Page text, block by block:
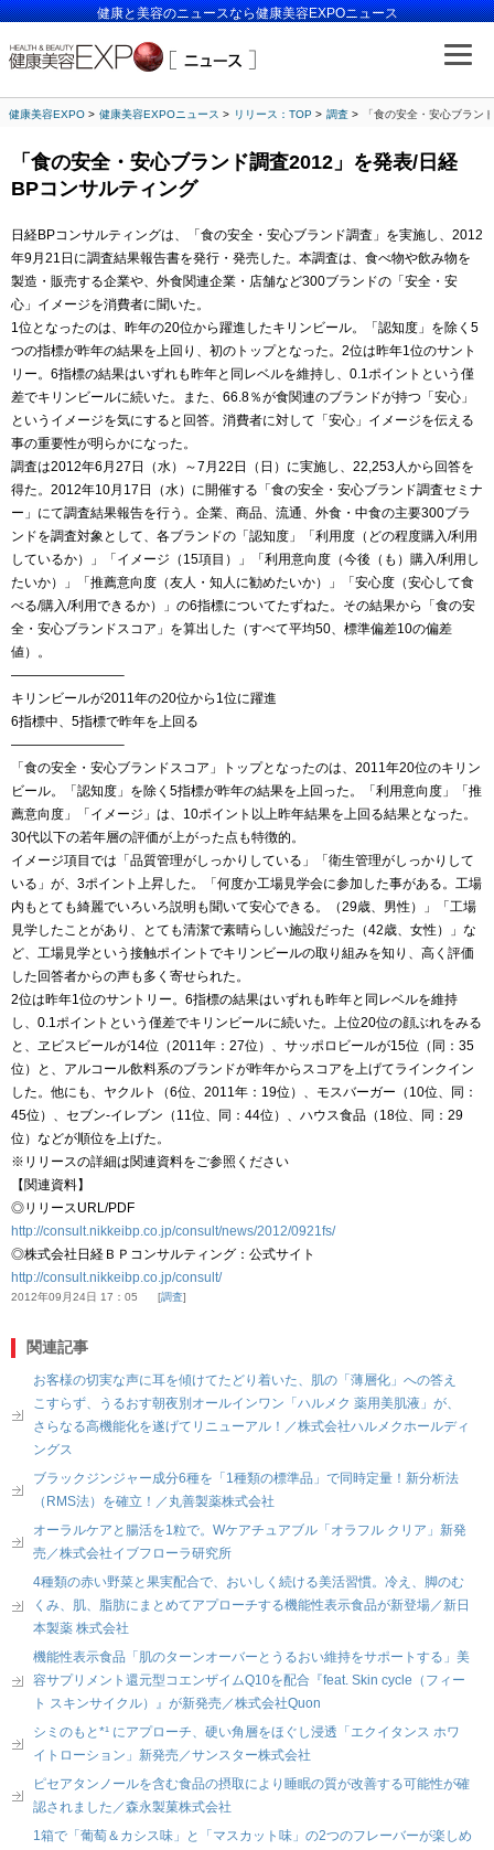
健康と美容のニュースなら健康美容EXPOニュース
健康美容EXPO 健康美容EXPOニュース リリース：TOP 調査 「食の安全・安心ブラン
「食の安全・安心ブランド調査2012」を発表/日経
BPコンサルティング
日経BPコンサルティングは、「食の安全・安心ブランド調査」を実施し、2012
年9月21日に調査結果報告書を発行・発売した。本調査は、食べ物や飲み物を
製造・販売する企業や、外食関連企業・店舗など300ブランドの「安全・安
心」イメージを消費者に聞いた。
1位となったのは、昨年の20位から躍進したキリンビール。「認知度」を除く5
つの指標が昨年の結果を上回り、初のトップとなった。2位は昨年1位のサント
リー。6指標の結果はいずれも昨年と同レベルを維持し、0.1ポイントという僅
差でキリンビールに続いた。また、66.8％が食関連のブランドが持つ「安心」
というイメージを気にすると回答。消費者に対して「安心」イメージを伝える
事の重要性が明らかになった。
調査は2012年6月27日（水）～7月22日（日）に実施し、22,253人から回答を
得た。2012年10月17日（水）に開催する「食の安全・安心ブランド調査セミナ
ー」にて調査結果報告を行う。企業、商品、流通、外食・中食の主要300ブラ
ンドを調査対象として、各ブランドの「認知度」「利用度（どの程度購入/利用
しているか）」「イメージ（15項目）」「利用意向度（今後（も）購入/利用し
たいか）」「推薦意向度（友人・知人に勧めたいか）」「安心度（安心して食
べる/購入/利用できるか）」の6指標についてたずねた。その結果から「食の安
全・安心ブランドスコア」を算出した（すべて平均50、標準偏差10の偏差
値）。
————————–
キリンビールが2011年の20位から1位に躍進
6指標中、5指標で昨年を上回る
————————–
「食の安全・安心ブランドスコア」トップとなったのは、2011年20位のキリン
ビール。「認知度」を除く5指標が昨年の結果を上回った。「利用意向度」「推
薦意向度」「イメージ」は、10ポイント以上昨年結果を上回る結果となった。
30代以下の若年層の評価が上がった点も特徴的。
イメージ項目では「品質管理がしっかりしている」「衛生管理がしっかりして
いる」が、3ポイント上昇した。「何度か工場見学会に参加した事がある。工場
内もとても綺麗でいろいろ説明も聞いて安心できる。（29歳、男性）」「工場
見学したことがあり、とても清潔で素晴らしい施設だった（42歳、女性）」な
ど、工場見学という接触ポイントでキリンビールの取り組みを知り、高く評価
した回答者からの声も多く寄せられた。
2位は昨年1位のサントリー。6指標の結果はいずれも昨年と同レベルを維持
し、0.1ポイントという僅差でキリンビールに続いた。上位20位の顔ぶれをみる
と、ヱビスビールが14位（2011年：27位）、サッポロビールが15位（同：35
位）と、アルコール飲料系のブランドが昨年からスコアを上げてラインクイン
した。他にも、ヤクルト（6位、2011年：19位）、モスバーガー（10位、同：
45位）、セブン-イレブン（11位、同：44位）、ハウス食品（18位、同：29
位）などが順位を上げた。
※リリースの詳細は関連資料をご参照ください
【関連資料】
◎リリースURL/PDF
http://consult.nikkeibp.co.jp/consult/news/2012/0921fs/
◎株式会社日経ＢＰコンサルティング：公式サイト
http://consult.nikkeibp.co.jp/consult/
2012年09月24日 17：05 調査
関連記事
お客様の切実な声に耳を傾けてたどり着いた、肌の「薄層化」への答え
こすらず、うるおす朝夜別オールインワン「ハルメク 薬用美肌液」が、
さらなる高機能化を遂げてリニューアル！／株式会社ハルメクホールディ
ングス
ブラックジンジャー成分6種を「1種類の標準品」で同時定量！新分析法
（RMS法）を確立！／丸善製薬株式会社
オーラルケアと腸活を1粒で。Wケアチュアブル「オラフル クリア」新発
売／株式会社イブフローラ研究所
4種類の赤い野菜と果実配合で、おいしく続ける美活習慣。冷え、脚のむ
くみ、肌、脂肪にまとめてアプローチする機能性表示食品が新登場／新日
本製薬 株式会社
機能性表示食品「肌のターンオーバーとうるおい維持をサポートする」美
容サプリメント還元型コエンザイムQ10を配合『feat. Skin cycle（フィー
ト スキンサイクル）』が新発売／株式会社Quon
シミのもと*¹ にアプローチ、硬い角層をほぐし浸透「エクイタンス ホワ
イトローション」新発売／サンスター株式会社
ピセアタンノールを含む食品の摂取により睡眠の質が改善する可能性が確
認されました／森永製菓株式会社
1箱で「葡萄＆カシス味」と「マスカット味」の2つのフレーバーが楽しめ